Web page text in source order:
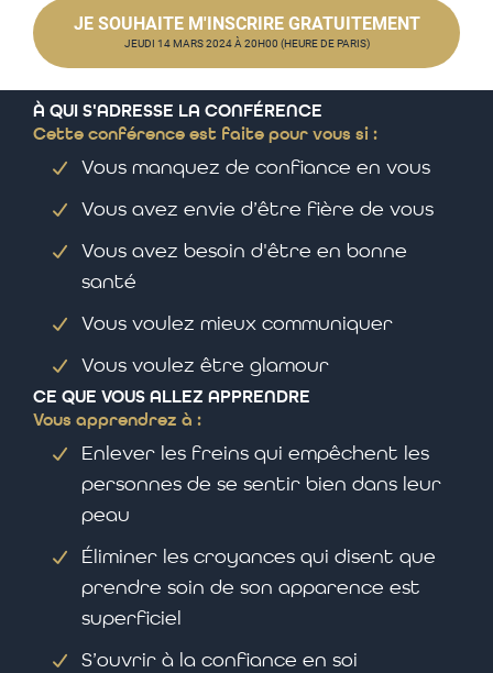
JE SOUHAITE M'INSCRIRE GRATUITEMENT
JEUDI 14 MARS 2024 À 20H00 (HEURE DE PARIS)
À QUI S'ADRESSE LA CONFÉRENCE
Cette conférence est faite pour vous si :
Vous manquez de confiance en vous
Vous avez envie d’être fière de vous
Vous avez besoin d'être en bonne
santé
Vous voulez mieux communiquer
Vous voulez être glamour
CE QUE VOUS ALLEZ APPRENDRE
Vous apprendrez à :
Enlever les freins qui empêchent les
personnes de se sentir bien dans leur
peau
Éliminer les croyances qui disent que
prendre soin de son apparence est
superficiel
S’ouvrir à la confiance en soi